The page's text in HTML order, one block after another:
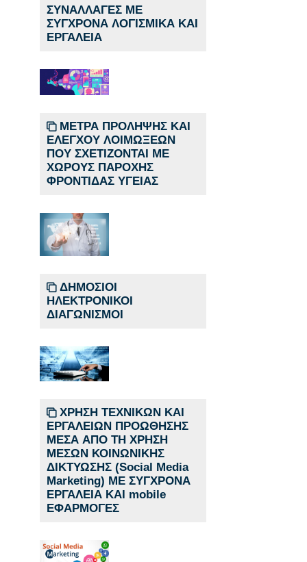
ΣΥΝΑΛΛΑΓΕΣ ΜΕ
ΣΥΓΧΡΟΝΑ ΛΟΓΙΣΜΙΚΑ ΚΑΙ
ΕΡΓΑΛΕΙΑ
ΜΕΤΡΑ ΠΡΟΛΗΨΗΣ ΚΑΙ
ΕΛΕΓΧΟΥ ΛΟΙΜΩΞΕΩΝ
ΠΟΥ ΣΧΕΤΙΖΟΝΤΑΙ ΜΕ
ΧΩΡΟΥΣ ΠΑΡΟΧΗΣ
ΦΡΟΝΤΙΔΑΣ ΥΓΕΙΑΣ
ΔΗΜΟΣΙΟΙ
ΗΛΕΚΤΡΟΝΙΚΟΙ
ΔΙΑΓΩΝΙΣΜΟΙ
ΧΡΗΣΗ ΤΕΧΝΙΚΩΝ ΚΑΙ
ΕΡΓΑΛΕΙΩΝ ΠΡΟΩΘΗΣΗΣ
ΜΕΣΑ ΑΠΟ ΤΗ ΧΡΗΣΗ
ΜΕΣΩΝ ΚΟΙΝΩΝΙΚΗΣ
ΔΙΚΤΥΩΣΗΣ (Social Media
Marketing) ΜΕ ΣΥΓΧΡΟΝΑ
ΕΡΓΑΛΕΙΑ ΚΑΙ mobile
ΕΦΑΡΜΟΓΕΣ